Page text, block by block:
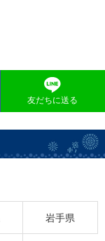
友だちに送る
岩手県